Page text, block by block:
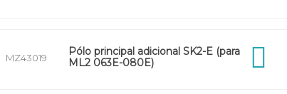
MZ43019
Pólo principal adicional SK2-E (para
ML2 063E-080E)